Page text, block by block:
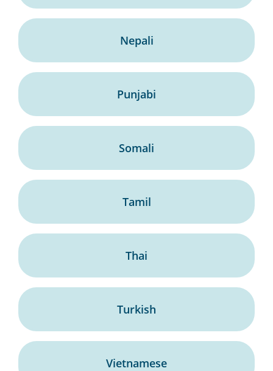
Nepali
Punjabi
Somali
Tamil
Thai
Turkish
Vietnamese